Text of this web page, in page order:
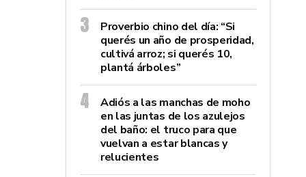
Proverbio chino del día: “Si
querés un año de prosperidad,
cultivá arroz; si querés 10,
plantá árboles”
Adiós a las manchas de moho
en las juntas de los azulejos
del baño: el truco para que
vuelvan a estar blancas y
relucientes